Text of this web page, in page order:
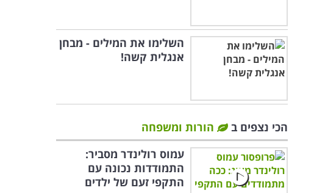
השלימו את המילים - מבחן
אנגלית קשה!
הכי נצפים ב הורות ומשפחה
עמוס רולינדר מסביר:
התמודדות נכונה עם
התקפי זעם של ילדים